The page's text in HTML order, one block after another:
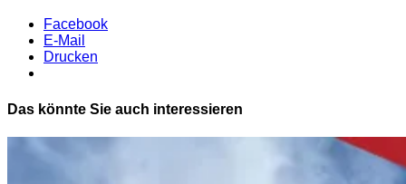
Facebook
E-Mail
Drucken
Das könnte Sie auch interessieren